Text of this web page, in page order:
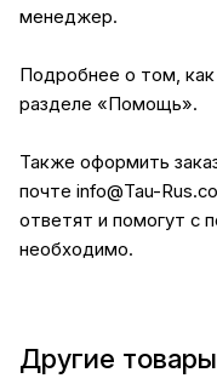
менеджер.
Подробнее о том, как
разделе «Помощь».
Также оформить
почте info@Tau-
ответят и помогут с
необходимо.
Другие